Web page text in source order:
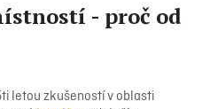
- proč od
letou zkušeností v oblasti